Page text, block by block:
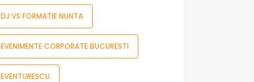
DJ VS FORMATIE NUNTA
EVENIMENTE CORPORATE BUCURESTI
EVENTURESCU